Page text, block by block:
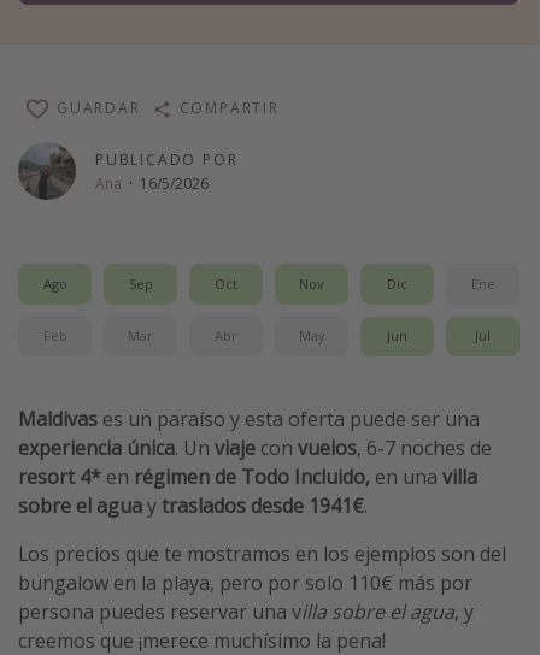
Vacaciones de Playa
Viajes para singles
Escapadas románticas
Trabajar en el extranjero
Cruceros por el Mediterráneo
Guía de equipaje de mano
Parques de atracciones
Viaja con musicales
El Rey León el musical
Harry Potter en Londres y otros destinos
Eventos deportivos
PUBLICADO POR
Ana · 16/5/2026
GUARDAR COMPARTIR
Ago Sep Oct Nov Dic Ene
Feb Mar Abr May Jun Jul
Maldivas es un paraíso y esta oferta puede ser una
experiencia única. Un viaje con vuelos, 6-7 noches de
resort 4* en régimen de Todo Incluido, en una villa
sobre el aguaytraslados desde 1941€.
Los precios que te mostramos en los ejemplos son del
bungalow en la playa, pero por solo 110€ más por
persona puedes reservar una villa sobre el agua, y
creemos que ¡merece muchísimo la pena!